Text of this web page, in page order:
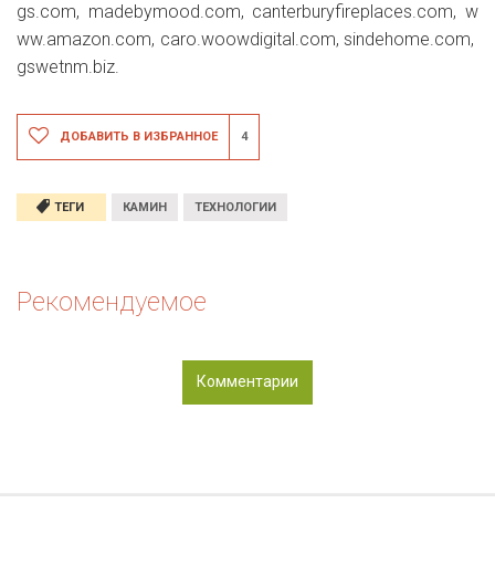
gs.com, madebymood.com, canterburyfireplaces.com, w
ww.amazon.com, caro.woowdigital.com, sindehome.com,
gswetnm.biz.
ДОБАВИТЬ В ИЗБРАННОЕ 4
ТЕГИ КАМИН ТЕХНОЛОГИИ
Рекомендуемое
Комментарии